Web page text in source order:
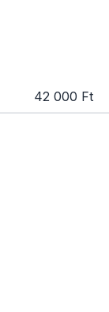
42 000 Ft